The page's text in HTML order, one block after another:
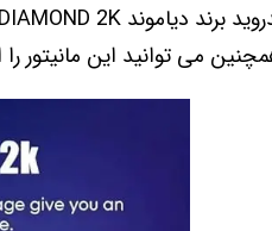
می توانید این مانیتور